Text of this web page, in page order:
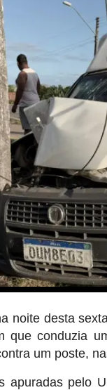
noite desta
que conduzia
um poste,
apuradas pelo